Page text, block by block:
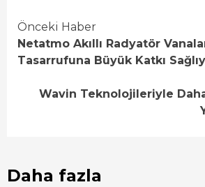
Continue
Reading
Önceki Haber
Netatmo Akıllı Radyatör
Tasarrufuna Büyük Katkı
Wavin Teknolojileriyle
Daha fazla